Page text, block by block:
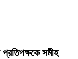
সমীহ